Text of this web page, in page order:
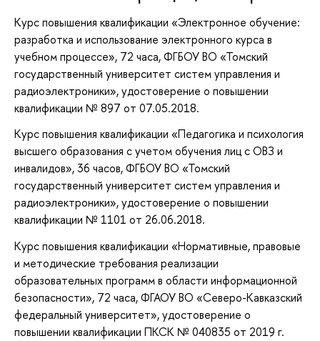
Курс повышения квалификации «Электронное обучение:
разработка и использование электронного курса в
учебном процессе», 72 часа, ФГБОУ ВО «Томский
государственный университет систем управления и
радиоэлектроники», удостоверение о повышении
квалификации № 897 от 07.05.2018.
Курс повышения квалификации «Педагогика и психология
высшего образования с учетом обучения лиц с ОВЗ и
инвалидов», 36 часов, ФГБОУ ВО «Томский
государственный университет систем управления и
радиоэлектроники», удостоверение о повышении
квалификации № 1101 от 26.06.2018.
Курс повышения квалификации «Нормативные, правовые
и методические требования реализации
образовательных программ в области информационной
безопасности», 72 часа, ФГАОУ ВО «Северо-Кавказский
федеральный университет», удостоверение о
повышении квалификации ПКСК № 040835 от 2019 г.